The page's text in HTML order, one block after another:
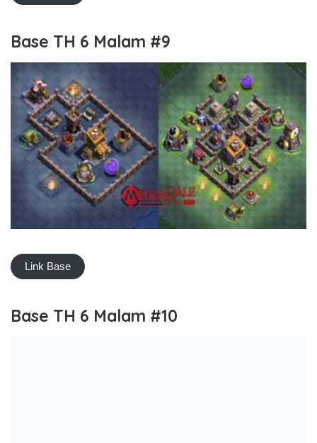
Base TH 6 Malam #9
Link Base
Base TH 6 Malam #10